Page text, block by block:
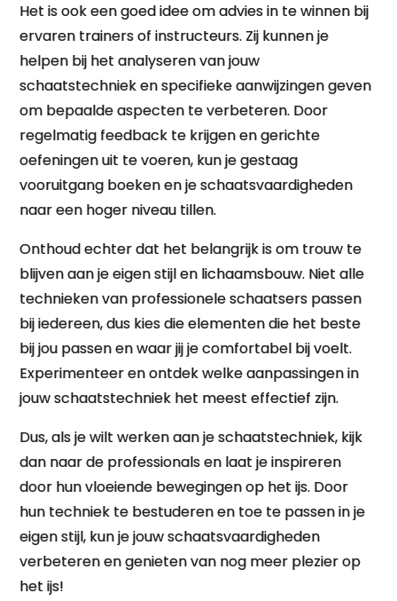
Het is ook een goed idee om advies in te winnen bij
ervaren trainers of instructeurs. Zij kunnen je
helpen bij het analyseren van jouw
schaatstechniek en specifieke aanwijzingen geven
om bepaalde aspecten te verbeteren. Door
regelmatig feedback te krijgen en gerichte
oefeningen uit te voeren, kun je gestaag
vooruitgang boeken en je schaatsvaardigheden
naar een hoger niveau tillen.
Onthoud echter dat het belangrijk is om trouw te
blijven aan je eigen stijl en lichaamsbouw. Niet alle
technieken van professionele schaatsers passen
bij iedereen, dus kies die elementen die het beste
bij jou passen en waar jij je comfortabel bij voelt.
Experimenteer en ontdek welke aanpassingen in
jouw schaatstechniek het meest effectief zijn.
Dus, als je wilt werken aan je schaatstechniek, kijk
dan naar de professionals en laat je inspireren
door hun vloeiende bewegingen op het ijs. Door
hun techniek te bestuderen en toe te passen in je
eigen stijl, kun je jouw schaatsvaardigheden
verbeteren en genieten van nog meer plezier op
het ijs!